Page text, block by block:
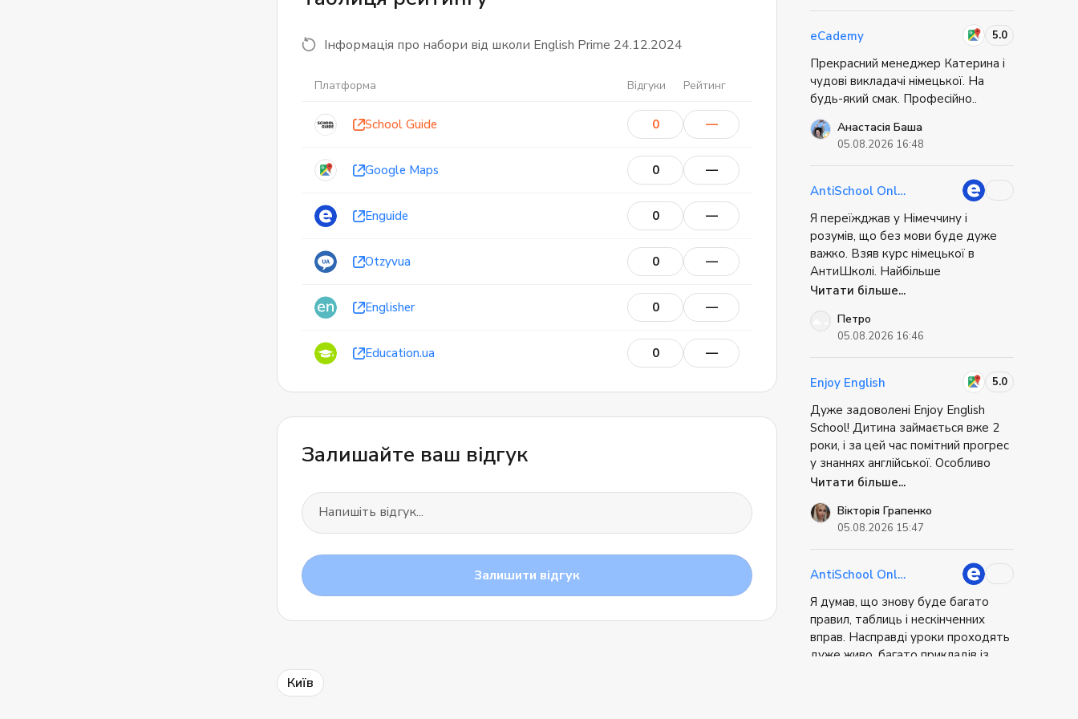
Інформація про набори від школи English Prime 24.12.2024
Платформа Відгуки Рейтинг
School Guide 0 —
Google Maps 0 —
Enguide 0 —
Otzyvua 0 —
Englisher 0 —
Education.ua 0 —
Залишайте ваш відгук
Залишити відгук
Київ
доступній формі це пояснить. Все
сподобалось не має взагалі ніяких
непорощумінь, поати і вивчай
еімецьку мову. Дякую вам!
eCademy 5.0
Прекрасний менеджер Катерина і
чудові викладачі німецької. На
будь-який смак. Професійно..
Анастасія Баша
05.08.2026 16:48
AntiSchool Online
Я переїжджав у Німеччину і
розумів, що без мови буде дуже
важко. Взяв курс німецької в
АнтиШколі. Найбільше
сподобалось, що ми не просто
життєві ситуації: як орендувати
квартиру, як спілкуватись у банку,
супер практично. Коли я приїхав, я
безпорадним. Міг вирішити базові
речі самостійно. Це дуже знижує
стрес при переїзді.
Читати більше...
Петро
05.08.2026 16:46
Enjoy English 5.0
Дуже задоволені Enjoy English
School! Дитина займається вже 2
роки, і за цей час помітний прогрес
у знаннях англійської. Особливо
радує, що дитина із задоволенням
вчитися. Дякую викладачам за
професіоналізм, цікаве навчання та
Однозначно рекомендую!
Читати більше...
Вікторія Грапенко
05.08.2026 15:47
AntiSchool Online
Я думав, що знову буде багато
правил, таблиць і нескінченних
вправ. Насправді уроки проходять
дуже живо, багато прикладів із